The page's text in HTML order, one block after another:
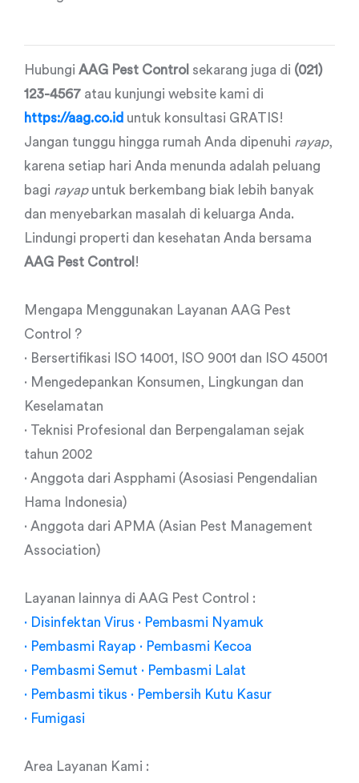
Hubungi AAG Pest Control sekarang juga di (021)
123-4567 atau kunjungi website kami di
https://aag.co.id untuk konsultasi GRATIS!
Jangan tunggu hingga rumah Anda dipenuhi rayap,
karena setiap hari Anda menunda adalah peluang
bagi rayapuntuk berkembang biak lebih banyak
dan menyebarkan masalah di keluarga Anda.
Lindungi properti dan kesehatan Anda bersama
AAG Pest Control !
Mengapa Menggunakan Layanan AAG Pest
Control ?
· Bersertifikasi ISO 14001, ISO 9001 dan ISO 45001
· Mengedepankan Konsumen, Lingkungan dan
Keselamatan
· Teknisi Profesional dan Berpengalaman sejak
tahun 2002
· Anggota dari Aspphami (Asosiasi Pengendalian
Hama Indonesia)
· Anggota dari APMA (Asian Pest Management
Association)
Layanan lainnya di AAG Pest Control :
· Disinfektan Virus · Pembasmi Nyamuk
· Pembasmi Rayap · Pembasmi Kecoa
· Pembasmi Semut · Pembasmi Lalat
· Pembasmi tikus · Pembersih Kutu Kasur
· Fumigasi
Area Layanan Kami :